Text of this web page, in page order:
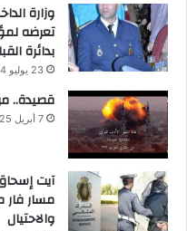
وزارة
تعرضه
بدائرة
23 يوليو 2024
قصيدة..
7 أبريل 2025
آيت
مسار فار
والاحتيال